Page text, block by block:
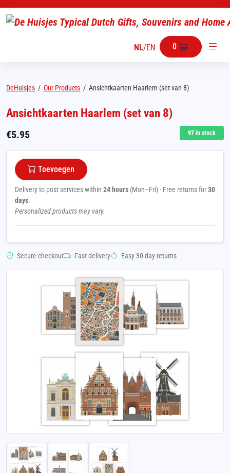
NL/EN 0
DeHuisjes / Our Products / Ansichtkaarten Haarlem (set van 8)
Ansichtkaarten Haarlem (set van 8)
€5.95 97 in stock
Toevoegen
Delivery to post services within 24 hours (Mon–Fri) · Free returns for30
days.
Personalized products may vary.
Secure checkout Fast delivery Easy 30-day returns